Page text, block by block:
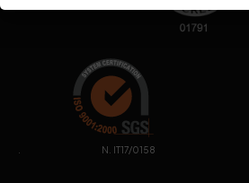
. N. IT17/0158